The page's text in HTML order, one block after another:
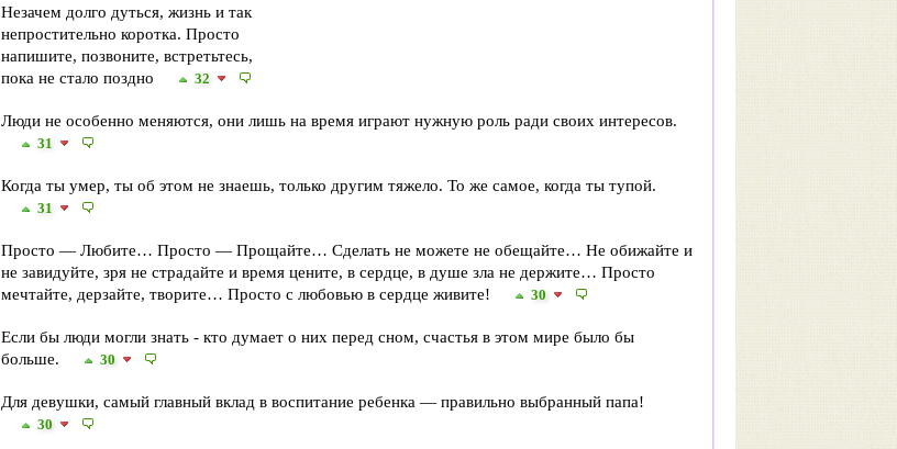
Незачем долго дуться, жизнь и так
непростительно коротка. Просто
напишите, позвоните, встретьтесь,
пока не стало поздно
32
Люди не особенно меняются, они лишь на время играют нужную роль ради своих интересов.
31
Когда ты умер, ты об этом не знаешь, только другим тяжело. То же самое, когда ты тупой.
31
Просто — Любите… Просто — Прощайте… Сделать не можете не обещайте… Не обижайте и
не завидуйте, зря не страдайте и время цените, в сердце, в душе зла не держите… Просто
мечтайте, дерзайте, творите… Просто с любовью в сердце живите!
30
Если бы люди могли знать - кто думает о них перед сном, счастья в этом мире было бы
больше.
30
Для девушки, самый главный вклад в воспитание ребенка — правильно выбранный папа!
30